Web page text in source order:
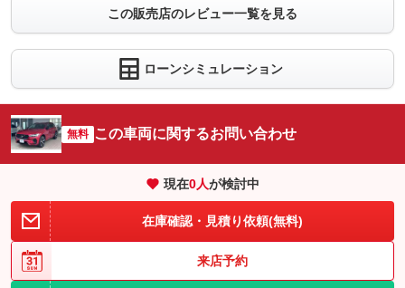
この販売店のレビュー一覧を見る
ローンシミュレーション
無料 この車両に関するお問い合わせ
現在0人が検討中
在庫確認・見積り依頼(無料)
来店予約